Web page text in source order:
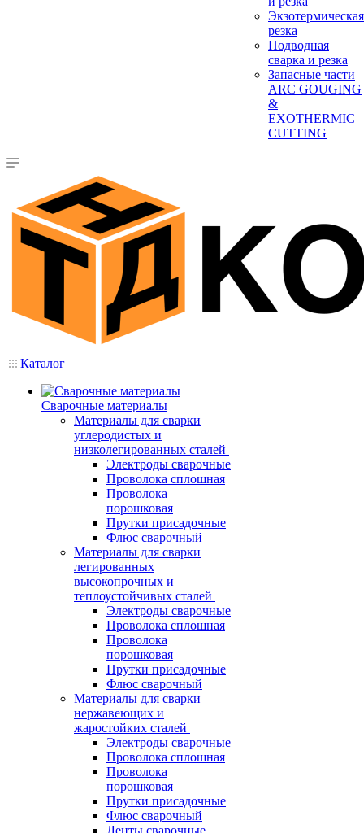
Экзотермическая
резка
Подводная
сварка и резка
Запасные части
ARC GOUGING
&
EXOTHERMIC
CUTTING
Каталог
Сварочные материалы
Материалы для сварки
углеродистых и
низколегированных сталей
Электроды сварочные
Проволока сплошная
Проволока
порошковая
Прутки присадочные
Флюс сварочный
Материалы для сварки
легированных
высокопрочных и
теплоустойчивых сталей
Электроды сварочные
Проволока сплошная
Проволока
порошковая
Прутки присадочные
Флюс сварочный
Материалы для сварки
нержавеющих и
жаростойких сталей
Электроды сварочные
Проволока сплошная
Проволока
порошковая
Прутки присадочные
Флюс сварочный
Ленты сварочные